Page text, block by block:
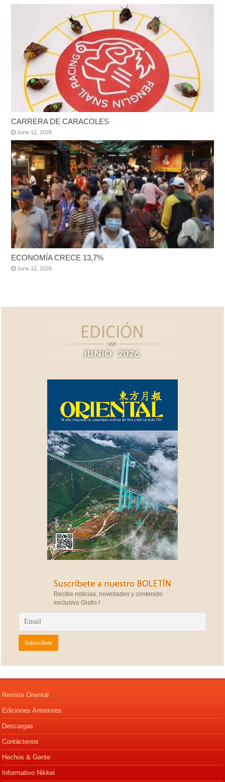
CARRERA DE CARACOLES
June 12, 2026
ECONOMÍA CRECE 13,7%
June 12, 2026
Recibe noticias, novedades y contenido
exclusivo Gratis !
Revista Oriental
Ediciones Anteriores
Descargas
Contáctenos
Hechos & Gente
Informativo Nikkei